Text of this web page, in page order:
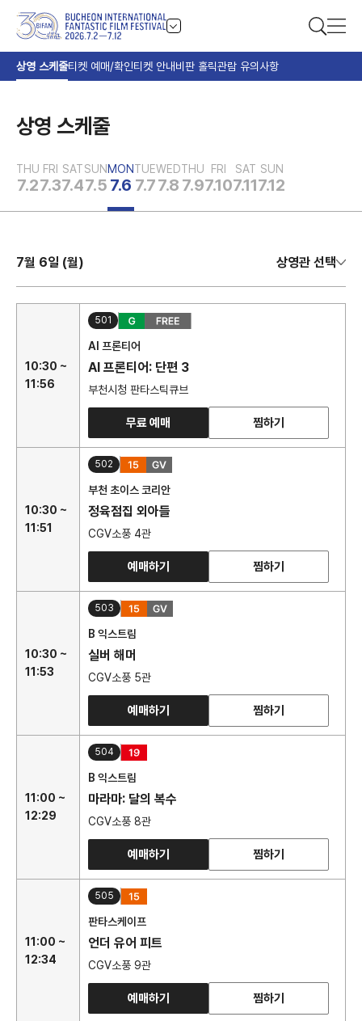
상영 스케줄티켓 예매/확인티켓 안내비판 홀릭관람 유의사항
상영 스케줄
THU
7.2
FRI
7.3
SAT
7.4
SUN
7.5
MON
7.6
TUE
7.7
WED
7.8
THU
7.9
FRI
7.10
SAT
7.11
SUN
7.12
7월 6일 (월) 상영관 선택
10:30 ~
11:56
501
AI 프론티어
AI 프론티어: 단편 3
부천시청 판타스틱큐브
무료 예매 찜하기
10:30 ~
11:51
502
부천 초이스 코리안
정육점집 외아들
CGV소풍 4관
예매하기 찜하기
10:30 ~
11:53
503
B 익스트림
실버 해머
CGV소풍 5관
예매하기 찜하기
11:00 ~
12:29
504
B 익스트림
마라마: 달의 복수
CGV소풍 8관
예매하기 찜하기
11:00 ~
12:34
505
판타스케이프
언더 유어 피트
CGV소풍 9관
예매하기 찜하기